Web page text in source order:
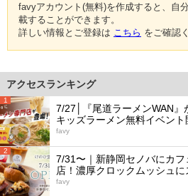
favyアカウント(無料)を作成すると、自
載することができます。
詳しい情報とご登録は こちら をご確認
アクセスランキング
1
7/27│『尾道ラーメンWAN』
キッズラーメン無料イベント
favy
2
7/31〜｜新静岡セノバにカ
店！濃厚クロックムッシュに
favy